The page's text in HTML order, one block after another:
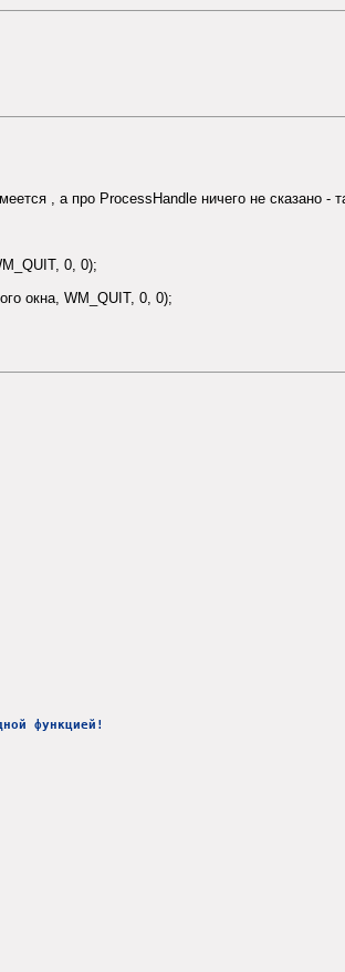
, а про ProcessHandle ничего не сказано -
0, 0);
окна, WM_QUIT, 0, 0);
функцией!